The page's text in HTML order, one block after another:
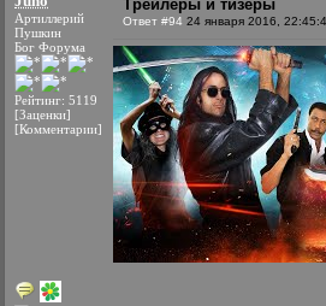
Артиллерий
Пушкин
Бог Форума
Рейтинг: 5119
[Заценки]
[Комментарии]
Трейлеры и тизеры
Ответ #94 24 января 2016,